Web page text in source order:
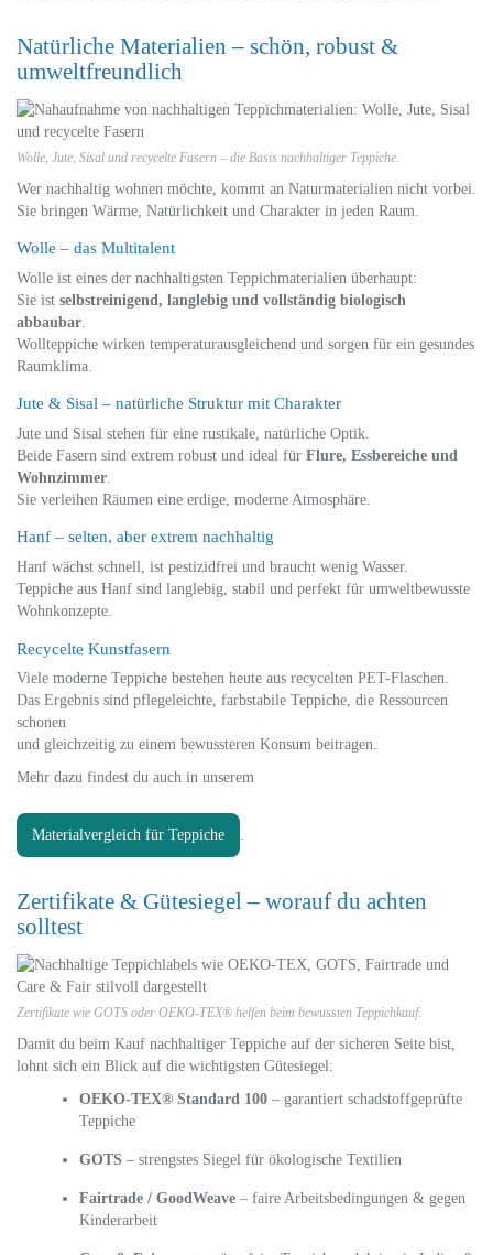
Natürliche Materialien – schön, robust &
umweltfreundlich
Wolle, Jute, Sisal und recycelte Fasern – die Basis nachhaltiger Teppiche.
Wer nachhaltig wohnen möchte, kommt an Naturmaterialien nicht vorbei.
Sie bringen Wärme, Natürlichkeit und Charakter in jeden Raum.
Wolle – das Multitalent
Wolle ist eines der nachhaltigsten Teppichmaterialien überhaupt:
Sie ist selbstreinigend, langlebig und vollständig biologisch
abbaubar
Wollteppiche wirken temperaturausgleichend und sorgen für ein gesundes
Raumklima.
Jute & Sisal – natürliche Struktur mit Charakter
Jute und Sisal stehen für eine rustikale, natürliche Optik.
Beide Fasern sind extrem robust und ideal für Flure, Essbereiche und
Wohnzimmer
Sie verleihen Räumen eine erdige, moderne Atmosphäre.
Hanf – selten, aber extrem nachhaltig
Hanf wächst schnell, ist pestizidfrei und braucht wenig Wasser.
Teppiche aus Hanf sind langlebig, stabil und perfekt für umweltbewusste
Wohnkonzepte.
Recycelte Kunstfasern
Viele moderne Teppiche bestehen heute aus recycelten PET-Flaschen.
Das Ergebnis sind pflegeleichte, farbstabile Teppiche, die Ressourcen
schonen
und gleichzeitig zu einem bewussteren Konsum beitragen.
Mehr dazu findest du auch in unserem
Materialvergleich für Teppiche
Zertifikate & Gütesiegel – worauf du achten
solltest
Zertifikate wie GOTS oder OEKO-TEX® helfen beim bewussten Teppichkauf.
Damit du beim Kauf nachhaltiger Teppiche auf der sicheren Seite bist,
lohnt sich ein Blick auf die wichtigsten Gütesiegel:
OEKO-TEX® Standard 100– garantiert schadstoffgeprüfte
Teppiche
GOTS – strengstes Siegel für ökologische Textilien
Fairtrade / GoodWeave– faire Arbeitsbedingungen & gegen
Kinderarbeit